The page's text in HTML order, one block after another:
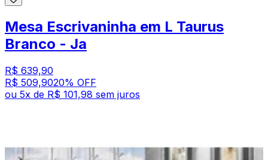
Mesa Escrivaninha em L Taurus
Branco - Ja
R$ 639,90
R$ 509,9020% OFF
ou 5x de R$ 101,98 sem juros